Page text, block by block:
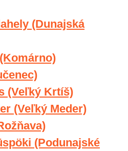
(Dunajská
(Veľký Krtíš)
(Veľký Meder)
(Podunajské